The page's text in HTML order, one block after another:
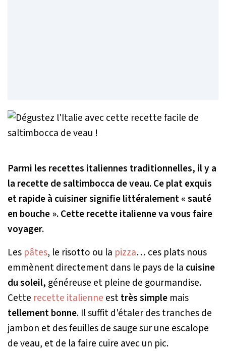
Parmi les recettes italiennes traditionnelles, il y a
la recette de saltimbocca de veau. Ce plat exquis
et rapide à cuisiner signifie littéralement « sauté
en bouche ». Cette recette italienne va vous faire
voyager.
Les pâtes, le risotto ou la pizza… ces plats nous
emmènent directement dans le pays de la cuisine
du soleil, généreuse et pleine de gourmandise.
Cette recette italienne esttrès simple mais
tellement bonne. Il suffit d'étaler des tranches de
jambon et des feuilles de sauge sur une escalope
de veau, et de la faire cuire avec un pic.